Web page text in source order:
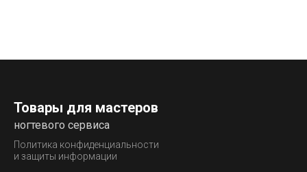
Товары для мастеров
ногтевого сервиса
Политика конфиденциальности
и защиты информации